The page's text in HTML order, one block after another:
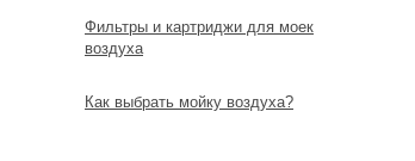
Фильтры и картриджи для моек
воздуха
Как выбрать мойку воздуха?